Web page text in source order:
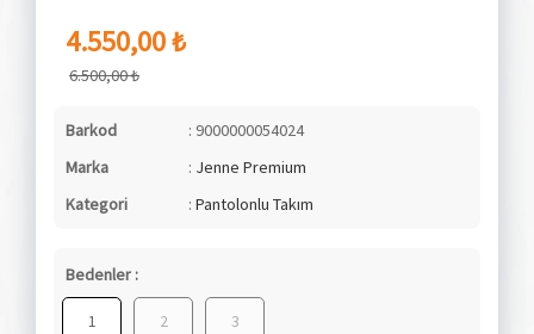
4.550,00 ₺
6.500,00 ₺
Barkod
: 9000000054024
Marka
: Jenne Premium
Kategori
: Pantolonlu Takım
Bedenler :
1 2 3